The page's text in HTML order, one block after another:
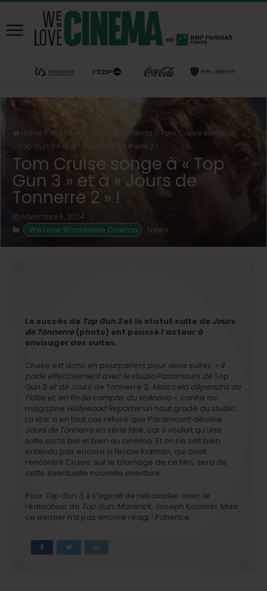
Home / We Love Worldwide Cinema / Tom Cruise songe à
« Top Gun 3 » et à « Jours de Tonnerre 2 » !
Tom Cruise songe à « Top
Gun 3 » et à « Jours de
Tonnerre 2 » !
novembre 6, 2024
We Love Worldwide Cinema News
Le succès de Top Gun 2et le statut culte de Jours
de Tonnerre(photo) ont poussé l’acteur à
envisager des suites.
Cruise est donc en pourparlers pour deux suites. « Il
parle effectivement avec le studio Paramount deTop
Gun 3 et de Jours de Tonnerre 2. Mais cela dépendra de
l’idée et, en fin de compte, du scénario», confie au
magazine Hollywood Reporterun haut gradé du studio.
La star a en tout cas refusé que Paramount décline
Jours de Tonnerre en série télé, car il voulait qu’une
suite sorte bel et bien au cinéma. Et on ne sait bien
entendu pas encore si Nicole Kidman, qui avait
rencontré Cruise, sur le tournage de ce film, sera de
cette éventuelle nouvelle aventure.
Pour Top Gun 3, il s’agirait de retravailler avec le
réalisateur de Top Gun: Maverick, Joseph Kosinski. Mais
ce dernier n’a pas encore réagi ! Patience….